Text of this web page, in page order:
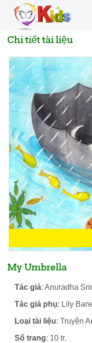
Chi tiết tài liệu
My Umbrella
Tác giả: Anuradha
Tác giả phụ: Lily
Loại tài liệu: Truyện
Số trang: 10 tr.